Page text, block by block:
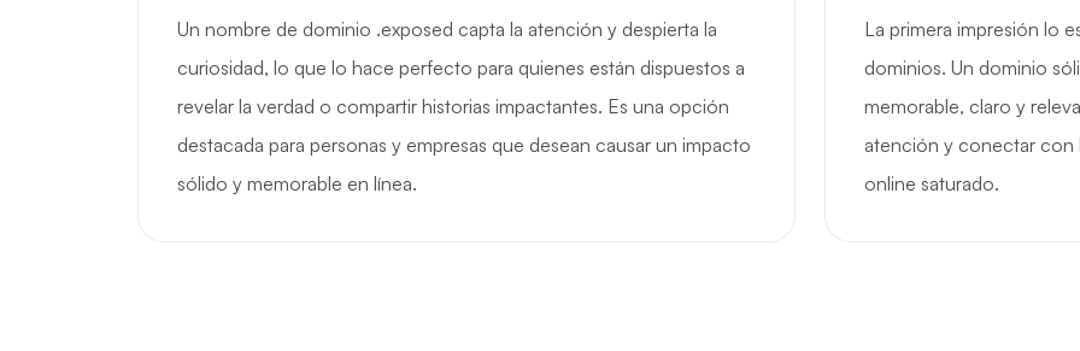
Un nombre de dominio .exposed capta la atención y despierta la
curiosidad, lo que lo hace perfecto para quienes están dispuestos a
revelar la verdad o compartir historias impactantes. Es una opción
destacada para personas y empresas que desean causar un impacto
sólido y memorable en línea.
La primera impresión lo
dominios. Un dominio
memorable, claro y
atención y conectar con
online saturado.